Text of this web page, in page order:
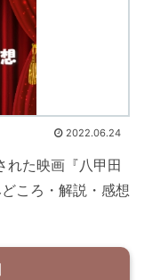
2022.06.24
れた映画『八甲田
ころ・解説・感想